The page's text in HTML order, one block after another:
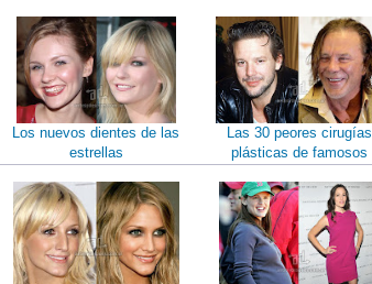
Los nuevos dientes de las
estrellas
Las 30 peores cirugías
plásticas de famosos